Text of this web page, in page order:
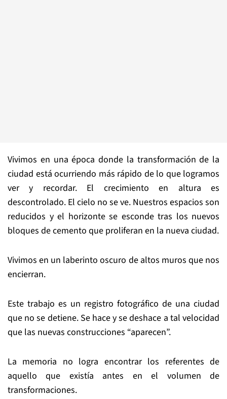
Vivimos en una época donde la transformación de la
ciudad está ocurriendo más rápido de lo que logramos
ver y recordar. El crecimiento en altura es
descontrolado. El cielo no se ve. Nuestros espacios son
reducidos y el horizonte se esconde tras los nuevos
bloques de cemento que proliferan en la nueva ciudad.
Vivimos en un laberinto oscuro de altos muros que nos
encierran.
Este trabajo es un registro fotográfico de una ciudad
que no se detiene. Se hace y se deshace a tal velocidad
que las nuevas construcciones “aparecen”.
La memoria no logra encontrar los referentes de
aquello que existía antes en el volumen de
transformaciones.